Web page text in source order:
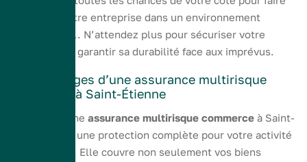
prospérer votre entreprise dans un environnement
concurrentiel. N’attendez plus pour sécuriser votre
commerce et garantir sa durabilité face aux imprévus.
Les avantages d’une assurance multirisque
commerce à Saint-Étienne
Opter pour une assurance multirisque commerce à Saint-
Étienne offre une protection complète pour votre activité
commerciale. Elle couvre non seulement vos biens